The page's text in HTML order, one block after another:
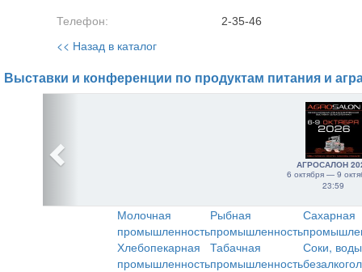
Телефон: 2-35-46
<< Назад в каталог
Выставки и конференции по продуктам питания и
АГРОСАЛОН
6 октября — 9
23:59
Молочная
промышленность
Рыбная
промышленность
Сахарная
Хлебопекарная
промышленность
Табачная
промышленность
Соки,